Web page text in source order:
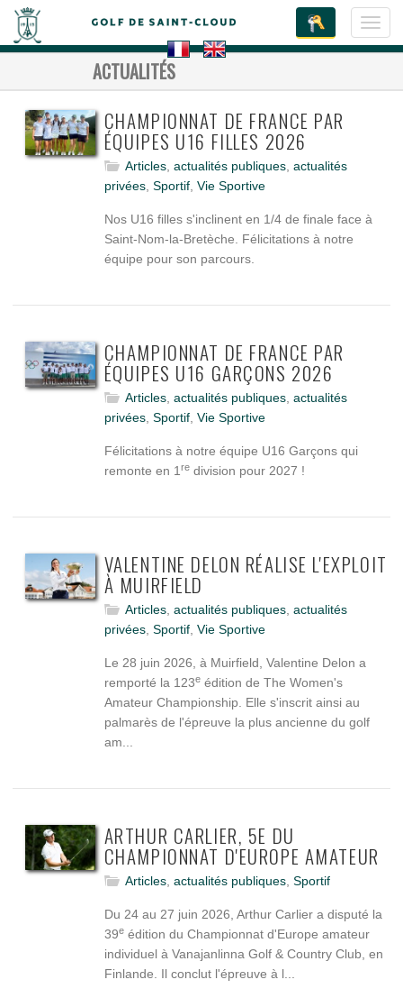
ACTUALITÉS
CHAMPIONNAT DE FRANCE PAR
ÉQUIPES U16 FILLES 2026
Articles, actualités publiques, actualités
privées, Sportif, Vie Sportive
Nos U16 filles s'inclinent en 1/4 de finale face à
Saint-Nom-la-Bretèche. Félicitations à notre
équipe pour son parcours.
CHAMPIONNAT DE FRANCE PAR
ÉQUIPES U16 GARÇONS 2026
Articles, actualités publiques, actualités
privées, Sportif, Vie Sportive
Félicitations à notre équipe U16 Garçons qui
remonte en 1 redivision pour 2027 !
VALENTINE DELON RÉALISE L'EXPLOIT
À MUIRFIELD
Articles, actualités publiques, actualités
privées, Sportif, Vie Sportive
Le 28 juin 2026, à Muirfield, Valentine Delon a
remporté la 123eédition de The Women's
Amateur Championship. Elle s'inscrit ainsi au
palmarès de l'épreuve la plus ancienne du golf
am...
ARTHUR CARLIER, 5E DU
CHAMPIONNAT D'EUROPE AMATEUR
Articles, actualités publiques, Sportif
Du 24 au 27 juin 2026, Arthur Carlier a disputé la
39eédition du Championnat d'Europe amateur
individuel à Vanajanlinna Golf & Country Club, en
Finlande. Il conclut l'épreuve à l...